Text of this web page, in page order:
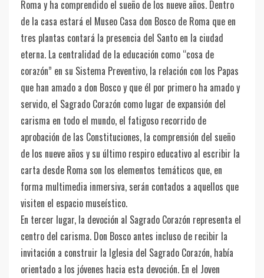
Roma y ha comprendido el sueño de los nueve años. Dentro
de la casa estará el Museo Casa don Bosco de Roma que en
tres plantas contará la presencia del Santo en la ciudad
eterna. La centralidad de la educación como “cosa de
corazón” en su Sistema Preventivo, la relación con los Papas
que han amado a don Bosco y que él por primero ha amado y
servido, el Sagrado Corazón como lugar de expansión del
carisma en todo el mundo, el fatigoso recorrido de
aprobación de las Constituciones, la comprensión del sueño
de los nueve años y su último respiro educativo al escribir la
carta desde Roma son los elementos temáticos que, en
forma multimedia inmersiva, serán contados a aquellos que
visiten el espacio museístico.
En tercer lugar, la devoción al Sagrado Corazón representa el
centro del carisma. Don Bosco antes incluso de recibir la
invitación a construir la Iglesia del Sagrado Corazón, había
orientado a los jóvenes hacia esta devoción. En el Joven